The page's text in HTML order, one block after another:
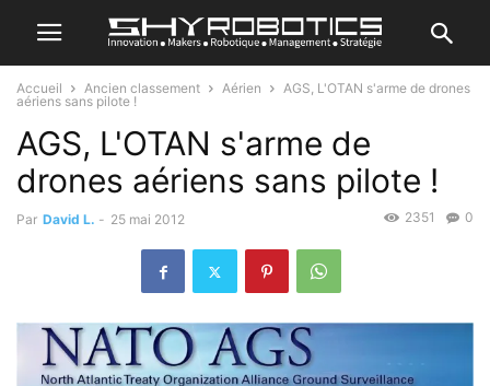
Accueil Ancien classement Aérien
AGS, L'OTAN s'arme de drones
aériens sans pilote !
AGS, L'OTAN s'arme de
drones aériens sans pilote !
Par David L. - 25 mai 2012 0
2351